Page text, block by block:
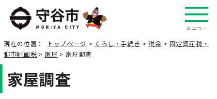
メニュー
現在の位置： トップページ > くらし・手続き >税金 > 固定資産税・
都市計画税 >家屋 > 家屋調査
家屋調査